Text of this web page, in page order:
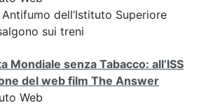
dell’Istituto Superiore
sui treni
Mondiale senza Tabacco: all’ISS
del web film The Answer
Web